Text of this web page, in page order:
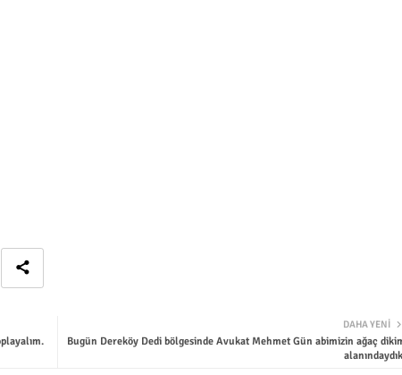
DAHA YENI
Bugün Dereköy Dedi bölgesinde Avukat Mehmet Gün abimizin ağaç